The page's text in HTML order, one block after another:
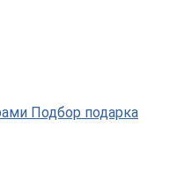
Подбор подарка